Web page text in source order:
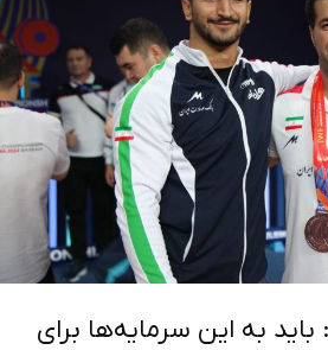
به این سرمایه‌ها برای